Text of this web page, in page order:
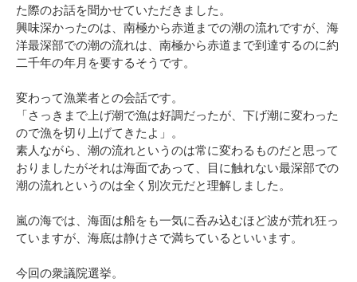
た際のお話を聞かせていただきました。
興味深かったのは、南極から赤道までの潮の流れですが、海
洋最深部での潮の流れは、南極から赤道まで到達するのに約
二千年の年月を要するそうです。
変わって漁業者との会話です。
「さっきまで上げ潮で漁は好調だったが、下げ潮に変わった
ので漁を切り上げてきたよ」。
素人ながら、潮の流れというのは常に変わるものだと思って
おりましたがそれは海面であって、目に触れない最深部での
潮の流れというのは全く別次元だと理解しました。
嵐の海では、海面は船をも一気に呑み込むほど波が荒れ狂っ
ていますが、海底は静けさで満ちているといいます。
今回の衆議院選挙。